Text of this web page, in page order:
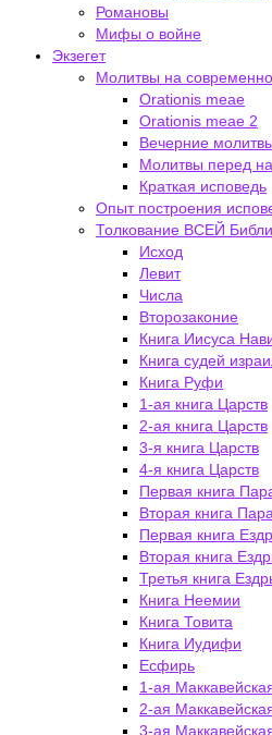
Романовы
Мифы о войне
Экзегет
Молитвы на
Orationis meae
Orationis meae 2
Вечерние
Молитвы перед
Краткая исповедь
Опыт построения
Толкование ВСЕЙ
Исход
Левит
Числа
Второзаконие
Книга Иисуса
Книга судей
Книга Руфи
1-ая книга Царств
2-ая книга Царств
3-я книга Царств
4-я книга Царств
Первая книга
Вторая книга
Первая книга
Вторая книга
Третья книга
Книга Неемии
Книга Товита
Книга Иудифи
Есфирь
1-ая
2-ая
3-ая